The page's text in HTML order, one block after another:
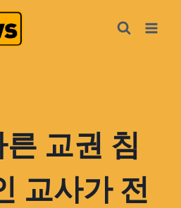
교권 침
교사가 전